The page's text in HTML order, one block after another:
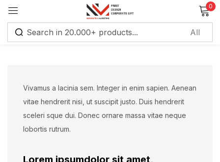
0
Vivamus a lacinia sem. Integer in enim sapien. Aenean
vitae hendrerit nisi, ut suscipit justo. Duis hendrerit
sceleri sque dui. Donec ornare massa vitae neque
lobortis rutrum.
Lorem ipsumdolor sit amet,
Sign in
Remember me Lost password?